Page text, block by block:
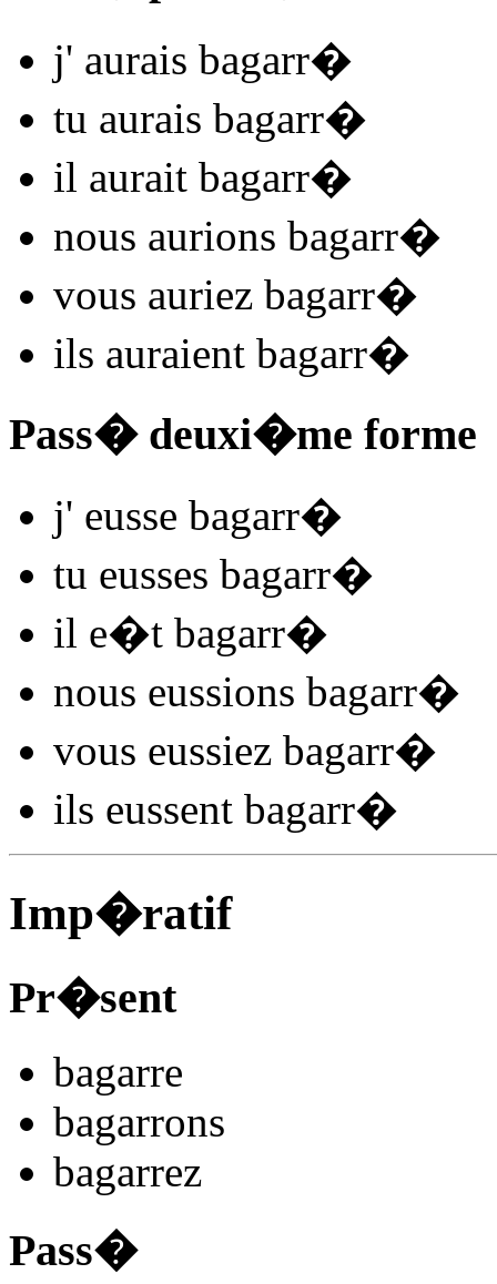
j' aurais bagarr�
tu aurais bagarr�
il aurait bagarr�
nous aurions bagarr�
vous auriez bagarr�
ils auraient bagarr�
Pass� deuxi�me forme
j' eusse bagarr�
tu eusses bagarr�
il e�t bagarr�
nous eussions bagarr�
vous eussiez bagarr�
ils eussent bagarr�
Imp�ratif
Pr�sent
bagarre
bagarrons
bagarrez
Pass�